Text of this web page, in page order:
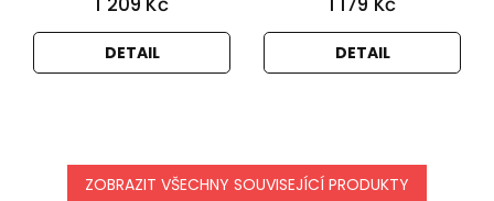
DETAIL DETAIL
ZOBRAZIT VŠECHNY SOUVISEJÍCÍ PRODUKTY